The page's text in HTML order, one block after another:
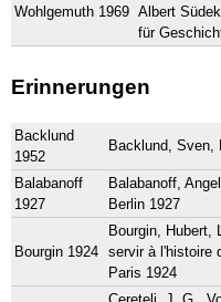
Wohlgemuth 1969 Albert
für
Erinnerungen
Backlund
1952
Backlund, Sven,
Balabanoff
1927
Balabanoff,
Berlin 1927
Bourgin 1924
Bourgin, Hubert,
servir à l'histoire
Paris 1924